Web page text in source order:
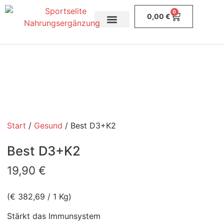
0,00 €
0
Start / Gesund / Best D3+K2
Best D3+K2
19,90 €
(€ 382,69 / 1 Kg)
Stärkt das Immunsystem